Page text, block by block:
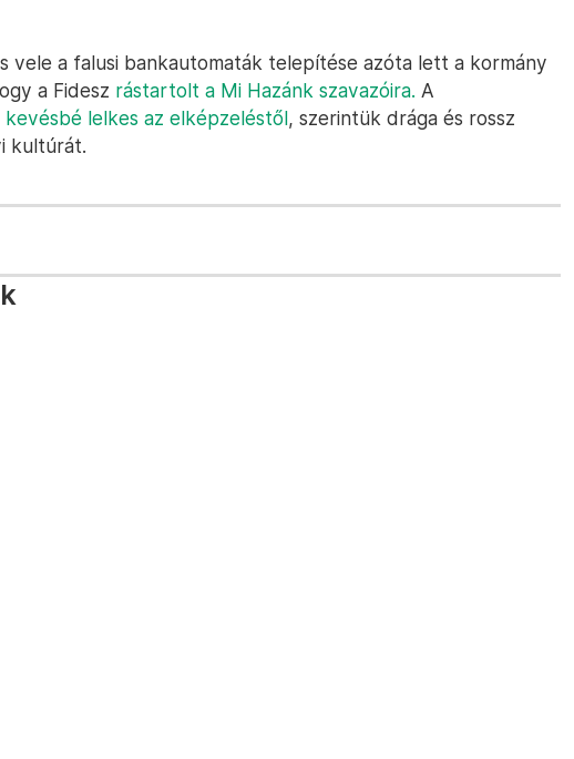
vele a falusi bankautomaták telepítése azóta lett a kormány
a Fidesz rástartolt a Mi Hazánk szavazóira. A
kevésbé lelkes az elképzeléstől, szerintük drága és rossz
kultúrát.